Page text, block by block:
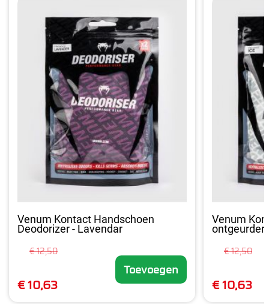
Venum Kontact Handschoen
Deodorizer - Lavendar
€ 12,50
€ 10,63
Toevoegen
Venum
ontgeurder
€ 12,50
€ 10,63